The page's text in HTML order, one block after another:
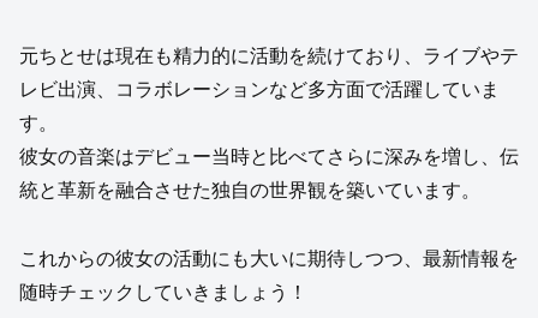
元ちとせは現在も精力的に活動を続けており、ライブやテ
レビ出演、コラボレーションなど多方面で活躍していま
す。
彼女の音楽はデビュー当時と比べてさらに深みを増し、伝
統と革新を融合させた独自の世界観を築いています。
これからの彼女の活動にも大いに期待しつつ、最新情報を
随時チェックしていきましょう！